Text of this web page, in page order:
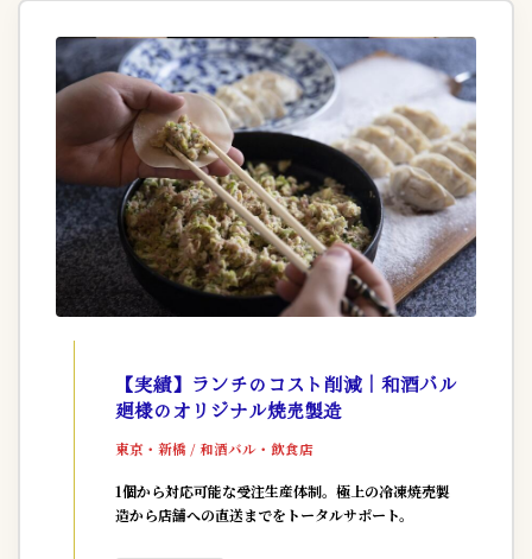
【実績】ランチのコスト削減｜和酒バル
廻様のオリジナル焼売製造
東京・新橋 / 和酒バル・飲食店
1個から対応可能な受注生産体制。極上の冷凍焼売製
造から店舗への直送までをトータルサポート。